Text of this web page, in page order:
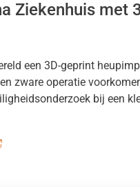
Ziekenhuis met
een 3D-geprint
zware operatie
bij een